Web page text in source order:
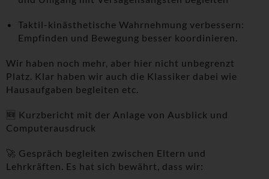
Taktil-kinästhetische Wahrnehmung verbessern:
Empfinden und Bewegung besser koordinieren.
Wir haben noch mehr, aber hier nicht unbegrenzt
Platz. Klar haben wir auch die Klassiker dabei wie
Hausaufgaben begleiten etc.
🆕 Kurzbericht mit der Anlage von Ausblick und
Computerausdruck
🚀 Gespräch begleiten zwischen Eltern und
Lehrkräften. Es hat sich bewährt, dass wir: